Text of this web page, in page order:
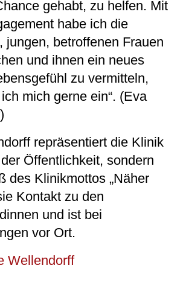
gehabt, zu helfen. Mit
habe ich die
jungen, betroffenen Frauen
und ihnen ein neues
zu vermitteln,
mich gerne ein“. (Eva
repräsentiert die Klinik
Öffentlichkeit, sondern
des Klinikmottos „Näher
Kontakt zu den
und ist bei
vor Ort.
Wellendorff